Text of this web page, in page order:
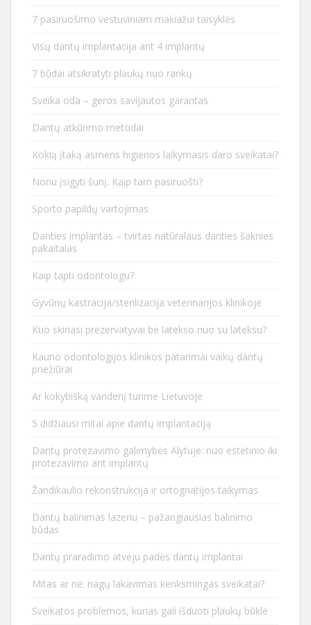
7 pasiruošimo vestuviniam makiažui taisyklės
Visų dantų implantacija ant 4 implantų
7 būdai atsikratyti plaukų nuo rankų
Sveika oda – geros savijautos garantas
Dantų atkūrimo metodai
Kokią įtaką asmens higienos laikymasis daro sveikatai?
Noriu įsigyti šunį. Kaip tam pasiruošti?
Sporto papildų vartojimas
Danties implantas – tvirtas natūralaus danties šaknies
pakaitalas
Kaip tapti odontologu?
Gyvūnų kastracija/sterilizacija veterinarijos klinikoje
Kuo skiriasi prezervatyvai be latekso nuo su lateksu?
Kauno odontologijos klinikos patarimai vaikų dantų
priežiūrai
Ar kokybišką vandenį turime Lietuvoje
5 didžiausi mitai apie dantų implantaciją
Dantų protezavimo galimybės Alytuje: nuo estetinio iki
protezavimo ant implantų
Žandikaulio rekonstrukcija ir ortognatijos taikymas
Dantų balinimas lazeriu – pažangiausias balinimo
būdas
Dantų praradimo atveju padės dantų implantai
Mitas ar ne: nagų lakavimas kenksmingas sveikatai?
Sveikatos problemos, kurias gali išduoti plaukų būklė